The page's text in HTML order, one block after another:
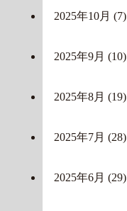
2025年10月 (7)
2025年9月 (10)
2025年8月 (19)
2025年7月 (28)
2025年6月 (29)